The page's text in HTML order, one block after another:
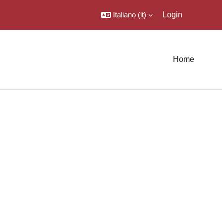
Italiano ‎(it)‎ Login
Home